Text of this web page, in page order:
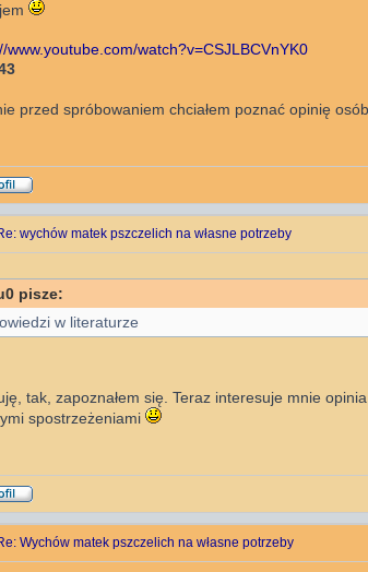
www.youtube.com/watch?v=CSJLBCVnYK0
przed spróbowaniem chciałem poznać opinię
wychów matek pszczelich na własne potrzeby
pisze:
w literaturze
tak, zapoznałem się. Teraz interesuje mnie
spostrzeżeniami
Wychów matek pszczelich na własne potrzeby